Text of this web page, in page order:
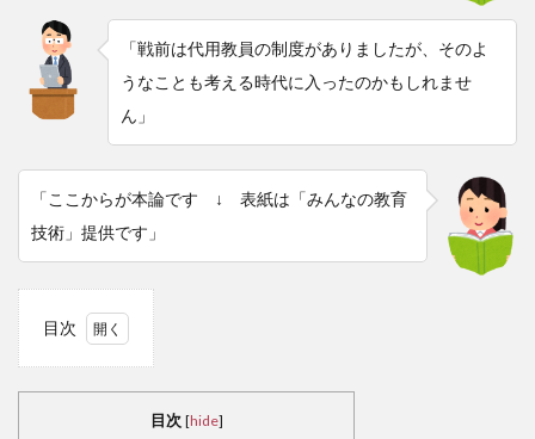
「戦前は代用教員の制度がありましたが、そのよ
うなことも考える時代に入ったのかもしれませ
ん」
「ここからが本論です ↓ 表紙は「みんなの教育
技術」提供です」
目次
目次 [hide]